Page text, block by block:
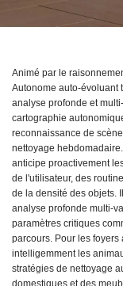
Animé par le
Autonome auto-évoluant
analyse profonde et
cartographie
reconnaissance de
nettoyage
anticipe proactivement
de l'utilisateur, des
de la densité des objets.
analyse profonde multi-
paramètres critiques
parcours. Pour les foyers
intelligemment les
stratégies de nettoyage